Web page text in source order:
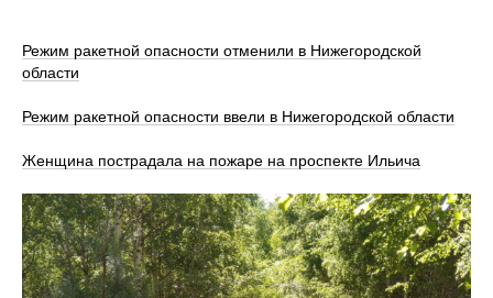
Режим ракетной опасности отменили в Нижегородской
области
Режим ракетной опасности ввели в Нижегородской области
Женщина пострадала на пожаре на проспекте Ильича